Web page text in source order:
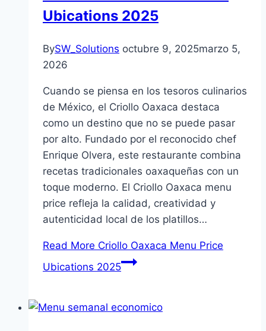
Ubications 2025
BySW_Solutions octubre 9, 2025marzo 5,
2026
Cuando se piensa en los tesoros culinarios
de México, el Criollo Oaxaca destaca
como un destino que no se puede pasar
por alto. Fundado por el reconocido chef
Enrique Olvera, este restaurante combina
recetas tradicionales oaxaqueñas con un
toque moderno. El Criollo Oaxaca menu
price refleja la calidad, creatividad y
autenticidad local de los platillos…
Read More Criollo Oaxaca Menu Price
Ubications 2025